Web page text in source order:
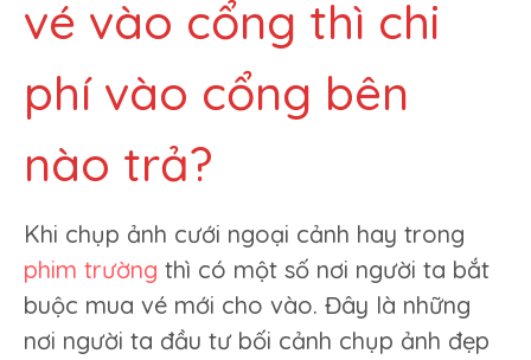
vé vào cổng thì chi
phí vào cổng bên
nào trả?
Khi chụp ảnh cưới ngoại cảnh hay trong
phim trường thì có một số nơi người ta bắt
buộc mua vé mới cho vào. Đây là những
nơi người ta đầu tư bối cảnh chụp ảnh đẹp